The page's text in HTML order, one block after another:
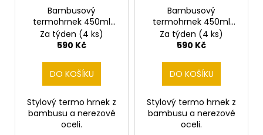
Bambusový
termohrnek 450ml
Anglický buldok
Za týden (4 ks)
590 Kč
DO KOŠÍKU
Stylový termo hrnek z
bambusu a nerezové
oceli.
Bambusový
termohrnek 450ml
Australský Ovčák
Za týden (4 ks)
590 Kč
DO KOŠÍKU
Stylový termo hrnek z
bambusu a nerezové
oceli.